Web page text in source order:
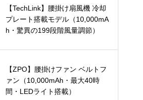
【TechLink】腰掛け扇風機 冷却
プレート搭載モデル（10,000mA
h・驚異の199段階風量調節）
【ZPO】腰掛けファン ベルトフ
ァン（10,000mAh・最大40時
間・LEDライト搭載）